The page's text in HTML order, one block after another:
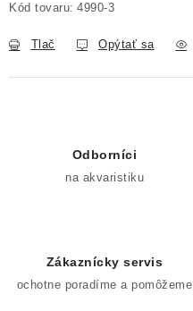
Kód tovaru: 4990-3
Tlač Opýtať sa
Odborníci
na akvaristiku
Zákaznícky servis
ochotne poradíme a pomôžeme